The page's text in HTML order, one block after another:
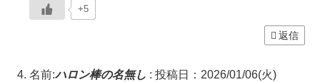
+5
返信
名前:ハロン棒の名無し : 投稿日：2026/01/06(火)